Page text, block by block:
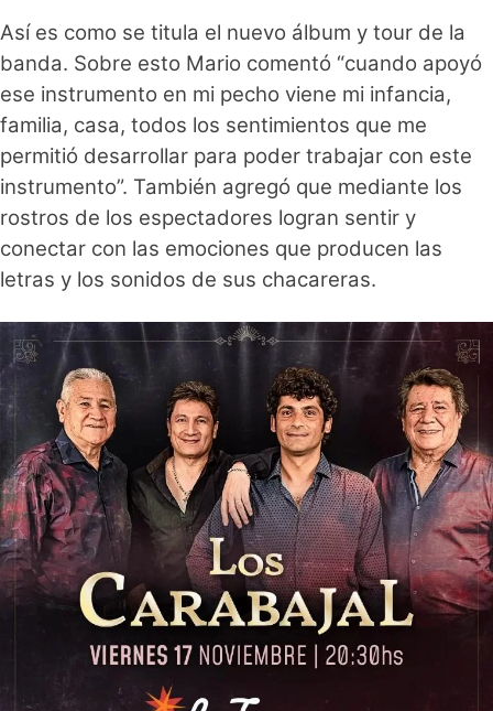
Así es como se titula el nuevo álbum y tour de la
banda. Sobre esto Mario comentó “cuando apoyó
ese instrumento en mi pecho viene mi infancia,
familia, casa, todos los sentimientos que me
permitió desarrollar para poder trabajar con este
instrumento”. También agregó que mediante los
rostros de los espectadores logran sentir y
conectar con las emociones que producen las
letras y los sonidos de sus chacareras.